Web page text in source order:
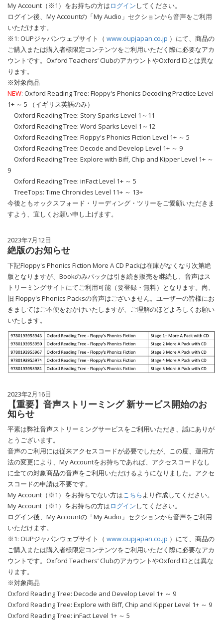
My Account（※1）をお持ちの方はログインしてください。
ログイン後、My Accountの「My Audio」セクションから音声をご利用
いただけます。
※1: OUPジャパンウェブサイト（ www.oupjapan.co.jp ）にて、商品の
ご購入または購入者様限定コンテンツをご利用いただく際に必要なアカ
ウントです。Oxford Teachers’ ClubのアカウントやOxford IDとは異な
ります。
※対象商品
NEW: Oxford Reading Tree: Floppy's Phonics Decoding Practice Level
1+ ～ 5 （イギリス英語のみ）
Oxford Reading Tree: Story Sparks Level 1～11
Oxford Reading Tree: Word Sparks Level 1～12
Oxford Reading Tree: Floppy's Phonics Fiction Level 1+ ～ 5
Oxford Reading Tree: Decode and Develop Level 1+ ～ 9
Oxford Reading Tree: Explore with Biff, Chip and Kipper Level 1+ ～
9
Oxford Reading Tree: inFact Level 1+ ～ 5
TreeTops: Time Chronicles Level 11+ ～ 13+
今後ともオックスフォード・リーディング・ツリーをご愛顧いただきま
すよう、宜しくお願い申し上げます。
2023年7月12日
絶版のお知らせ
下記Floppy's Phonics Fiction More A CD Packは在庫がなくなり次第絶
版となりますが、Bookのみパックは引き続き販売を継続し、音声はス
トリーミングサイトにてご利用可能（要登録・無料）となります。尚、
旧 Floppy's Phonics Packsの音声はございません。ユーザーの皆様にお
きましてはご不便をおかけいたしますが、ご理解のほどよろしくお願い
いたします。
2023年2月16日
【重要】音声ストリーミング 新サービス開始のお
知らせ
平素は弊社音声ストリーミングサービスをご利用いただき、誠にありが
とうございます。
音声のご利用には従来アクセスコードが必要でしたが、この度、運用方
法の変更により、My Accountをお持ちであれば、アクセスコードなし
に全ての対象商品の音声をご利用いただけるようになりました。アクセ
スコードの申請は不要です。
My Account（※1）をお持ちでない方はこちらより作成してください。
My Account（※1）をお持ちの方はログインしてください。
ログイン後、My Accountの「My Audio」セクションから音声をご利用
いただけます。
※1: OUPジャパンウェブサイト（ www.oupjapan.co.jp ）にて、商品の
ご購入または購入者様限定コンテンツをご利用いただく際に必要なアカ
ウントです。Oxford Teachers’ ClubのアカウントやOxford IDとは異な
ります。
※対象商品
Oxford Reading Tree: Decode and Develop Level 1+ ～ 9
Oxford Reading Tree: Explore with Biff, Chip and Kipper Level 1+ ～ 9
Oxford Reading Tree: inFact Level 1+ ～ 5